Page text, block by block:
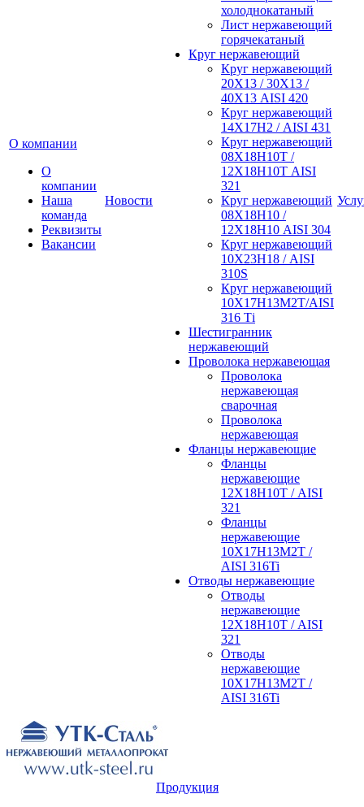
О компании
О
компании
Наша
команда
Реквизиты
Вакансии
Новости
холоднокатаный
Лист нержавеющий
горячекатаный
Круг нержавеющий
Круг нержавеющий
20Х13 / 30Х13 /
40Х13 AISI 420
Круг нержавеющий
14Х17Н2 / AISI 431
Круг нержавеющий
08Х18Н10Т /
12Х18Н10Т AISI
321
Круг нержавеющий
08Х18Н10 /
12Х18Н10 AISI 304
Круг нержавеющий
10Х23Н18 / AISI
310S
Круг нержавеющий
10Х17Н13М2Т/AISI
316 Тi
Шестигранник
нержавеющий
Проволока нержавеющая
Проволока
нержавеющая
сварочная
Проволока
нержавеющая
Фланцы нержавеющие
Фланцы
нержавеющие
12Х18Н10Т / AISI
321
Фланцы
нержавеющие
10Х17Н13М2Т /
AISI 316Ti
Отводы нержавеющие
Отводы
нержавеющие
12Х18Н10Т / AISI
321
Отводы
нержавеющие
10Х17Н13М2Т /
AISI 316Ti
Продукция